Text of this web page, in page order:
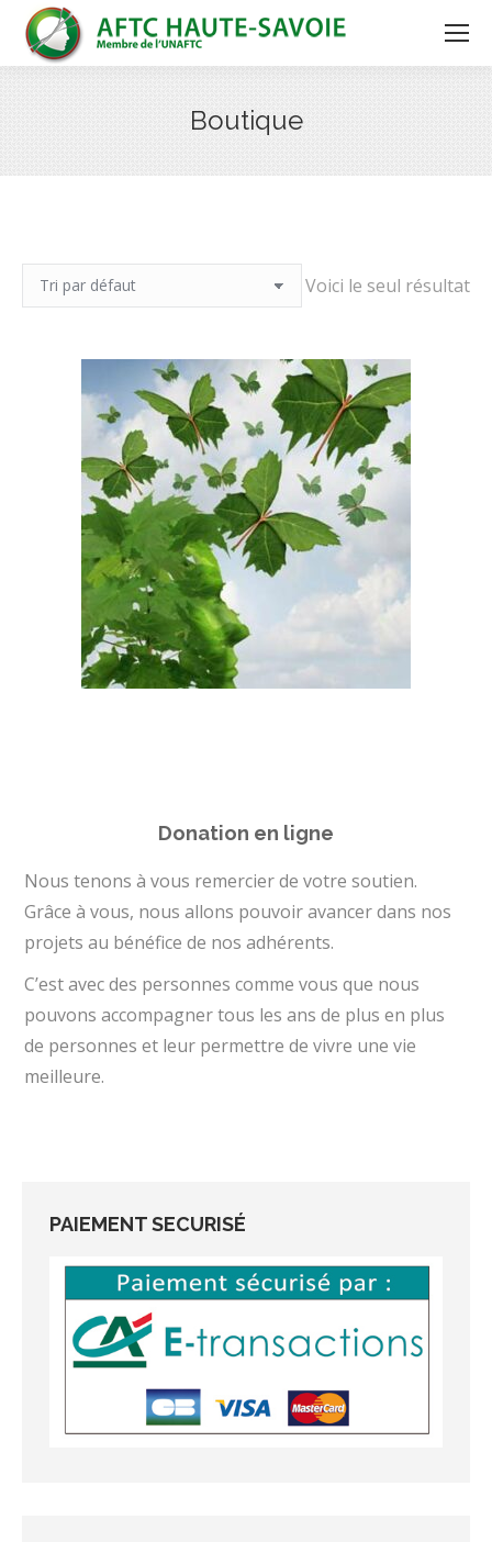
Boutique
Voici le seul résultat
Donation en ligne
Nous tenons à vous remercier de votre soutien.
Grâce à vous, nous allons pouvoir avancer dans nos
projets au bénéfice de nos adhérents.
C’est avec des personnes comme vous que nous
pouvons accompagner tous les ans de plus en plus
de personnes et leur permettre de vivre une vie
meilleure.
PAIEMENT SECURISÉ